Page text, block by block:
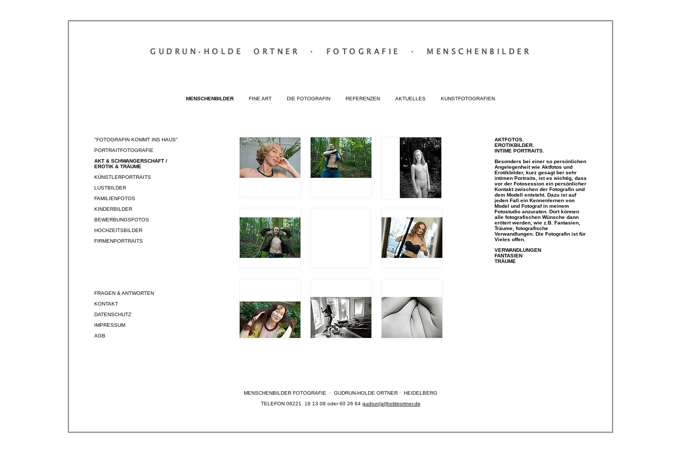
GUDRUN‐HOLDE ORTNER · FOTOGRAFIE · MENSCHENBILDER
MENSCHENBILDER FINE ART DIE FOTOGRAFIN REFERENZEN AKTUELLES KUNSTFOTOGRAFIEN
AKTFOTOS.
EROTIKBILDER.
INTIME PORTRAITS.
Besonders bei einer so persönlichen
Angelegenheit wie Aktfotos und
Erotikbilder, kurz gesagt bei sehr
intimen Portraits, ist es wichtig, dass
vor der Fotosession ein persönlicher
Kontakt zwischen der Fotografin und
dem Modell entsteht. Dazu ist auf
jeden Fall ein Kennenlernen von
Model und Fotograf in meinem
Fotostudio anzuraten. Dort können
alle fotografischen Wünsche dann
erötert werden, wie z.B. Fantasien,
Träume, fotografische
Verwandlungen. Die Fotografin ist für
Vieles offen.
VERWANDLUNGEN
FANTASIEN
TRÄUME
"FOTOGRAFIN KOMMT INS HAUS"
PORTRAITFOTOGRAFIE
AKT & SCHWANGERSCHAFT /
EROTIK & TRÄUME
KÜNSTLERPORTRAITS
LUSTBILDER
FAMILIENFOTOS
KINDERBILDER
BEWERBUNGSFOTOS
HOCHZEITSBILDER
FIRMENPORTRAITS
FRAGEN & ANTWORTEN
KONTAKT
DATENSCHUTZ
IMPRESSUM
AGB
MENSCHENBILDER FOTOGRAFIE · GUDRUN-HOLDE ORTNER · HEIDELBERG
TELEFON 06221. 18 13 08 oder 60 26 64 gudrun{at}holdeortner.de